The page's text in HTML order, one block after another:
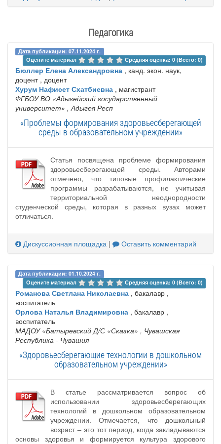
Педагогика
Дата публикации: 07.11.2024 г.
Оцените материал
Средняя оценка: 0 (Всего: 0)
Бюллер Елена Александровна , канд. экон. наук,
доцент , доцент
Хурум Нафисет Схатбиевна , магистрант
ФГБОУ ВО «Адыгейский государственный
университет» , Адыгея Респ
«Проблемы формирования здоровьесберегающей
среды в образовательном учреждении»
Статья посвящена проблеме формирования
здоровьесберегающей среды. Авторами
отмечено, что типовые профилактические
программы разрабатываются, не учитывая
территориальной неоднородности
студенческой среды, которая в разных вузах может
отличаться.
Дискуссионная площадка | Оставить комментарий
Дата публикации: 01.10.2024 г.
Оцените материал
Средняя оценка: 0 (Всего: 0)
Романова Светлана Николаевна , бакалавр ,
воспитатель
Орлова Наталья Владимировна , бакалавр ,
воспитатель
МАДОУ «Батыревский Д/С «Сказка» , Чувашская
Республика - Чувашия
«Здоровьесберегающие технологии в дошкольном
образовательном учреждении»
В статье рассматривается вопрос об
использовании здоровьесберегающих
технологий в дошкольном образовательном
учреждении. Отмечается, что дошкольный
возраст – это тот период, когда закладываются
основы здоровья и формируется культура здорового